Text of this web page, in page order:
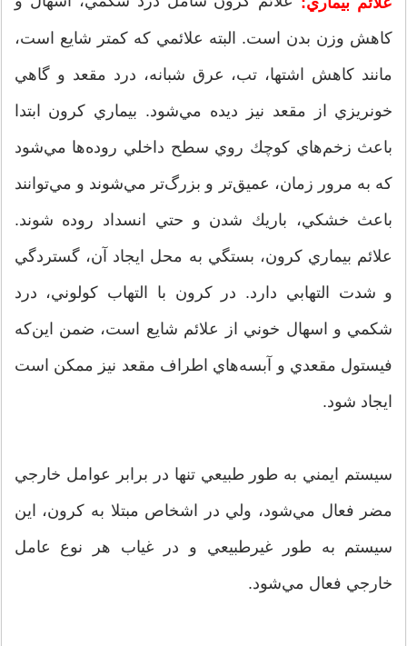
كاهش وزن بدن است. البته علائمي كه كمتر شايع است،
مانند كاهش اشتها، تب، عرق شبانه، درد مقعد و گاهي
خونريزي از مقعد نيز ديده مي‌شود. بيماري كرون ابتدا
باعث زخم‌هاي كوچك روي سطح داخلي روده‌ها مي‌شود
كه به مرور زمان، عميق‌تر و بزرگ‌تر مي‌شوند و مي‌توانند
باعث خشكي، باريك شدن و حتي انسداد روده شوند.
علائم بيماري كرون، بستگي به محل ايجاد آن، گستردگي
و شدت التهابي دارد. در كرون با التهاب كولوني، درد
شكمي و اسهال خوني از علائم شايع است، ضمن اين‌كه
فيستول مقعدي و آبسه‌هاي اطراف مقعد نيز ممكن است
ايجاد شود.
سيستم ايمني به طور طبيعي تنها در برابر عوامل خارجي
مضر فعال مي‌شود، ولي در اشخاص مبتلا به كرون، اين
سيستم به طور غيرطبيعي و در غياب هر نوع عامل
خارجي فعال مي‌شود.